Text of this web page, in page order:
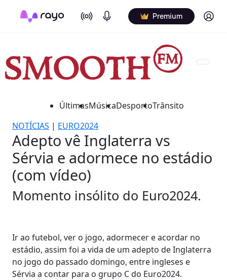
On Air Podcasts Premium Log in
ÚltimasMúsicaDesportoTrânsito
NOTÍCIAS | EURO2024
Adepto vê Inglaterra vs
Sérvia e adormece no estádio
(com vídeo)
Momento insólito do Euro2024.
Ir ao futebol, ver o jogo, adormecer e acordar no
estádio, assim foi a vida de um adepto de Inglaterra
no jogo do passado domingo, entre ingleses e
Sérvia a contar para o grupo C do Euro2024.